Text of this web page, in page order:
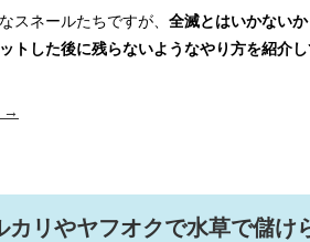
スネールたちですが、 全滅とはいかない
トした後に残らないようなやり方を紹介
→
カリやヤフオクで水草で儲け